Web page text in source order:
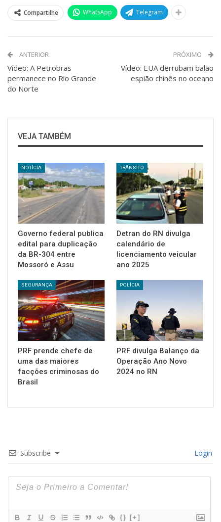
Compartilhe WhatsApp Telegram
ANTERIOR
Vídeo: A Petrobras
permanece no Rio Grande
do Norte
PRÓXIMO
Vídeo: EUA derrubam balão
espião chinês no oceano
VEJA TAMBÉM
NOTÍCIA
Governo federal publica
edital para duplicação
da BR-304 entre
Mossoró e Assu
TRÂNSITO
Detran do RN divulga
calendário de
licenciamento veicular
ano 2025
SEGURANÇA
PRF prende chefe de
uma das maiores
facções criminosas do
Brasil
POLÍCIA
PRF divulga Balanço da
Operação Ano Novo
2024 no RN
Subscribe Login
{} [+]